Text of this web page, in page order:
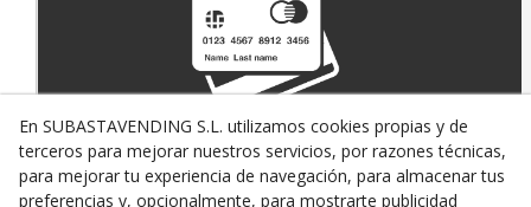
PAGO SEGURO CON
TARJETA DE CRÉDITO
En SUBASTAVENDING S.L. utilizamos cookies propias y de
terceros para mejorar nuestros servicios, por razones técnicas,
para mejorar tu experiencia de navegación, para almacenar tus
preferencias y, opcionalmente, para mostrarte publicidad